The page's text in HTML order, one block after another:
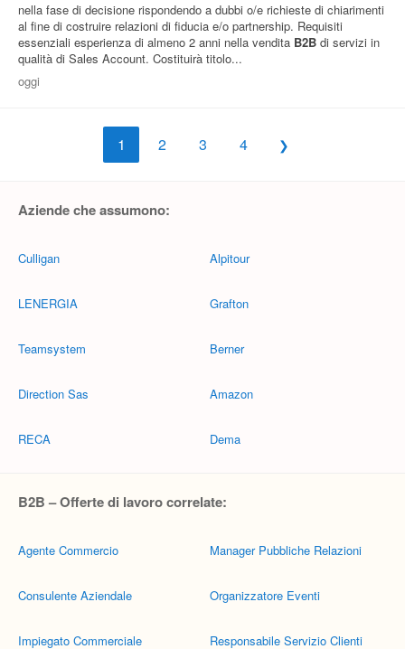
nella fase di decisione rispondendo a dubbi o/e richieste di chiarimenti
al fine di costruire relazioni di fiducia e/o partnership. Requisiti
essenziali esperienza di almeno 2 anni nella vendita B2B di servizi in
qualità di Sales Account. Costituirà titolo...
oggi
1 2 3 4
Aziende che assumono:
Culligan
LENERGIA
Teamsystem
Direction Sas
RECA
Alpitour
Grafton
Berner
Amazon
Dema
B2B – Offerte di lavoro correlate:
Agente Commercio
Consulente Aziendale
Impiegato Commerciale
Manager Pubbliche Relazioni
Organizzatore Eventi
Responsabile Servizio Clienti